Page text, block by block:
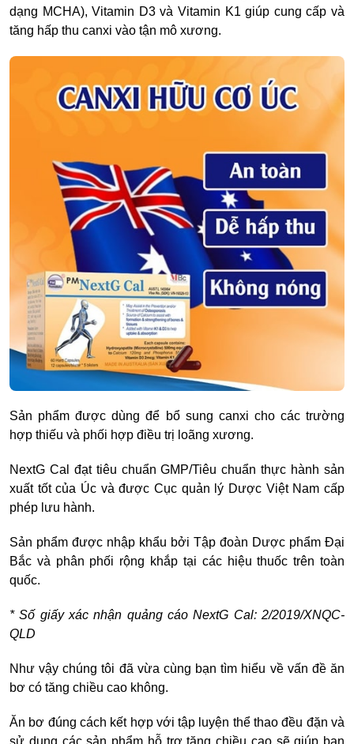
dạng MCHA), Vitamin D3 và Vitamin K1 giúp cung cấp và
tăng hấp thu canxi vào tận mô xương.
Sản phẩm được dùng để bổ sung canxi cho các trường
hợp thiếu và phối hợp điều trị loãng xương.
NextG Cal đạt tiêu chuẩn GMP/Tiêu chuẩn thực hành sản
xuất tốt của Úc và được Cục quản lý Dược Việt Nam cấp
phép lưu hành.
Sản phẩm được nhập khẩu bởi Tập đoàn Dược phẩm Đại
Bắc và phân phối rộng khắp tại các hiệu thuốc trên toàn
quốc.
* Số giấy xác nhận quảng cáo NextG Cal: 2/2019/XNQC-
QLD
Như vậy chúng tôi đã vừa cùng bạn tìm hiểu về vấn đề ăn
bơ có tăng chiều cao không.
Ăn bơ đúng cách kết hợp với tập luyện thể thao đều đặn và
sử dụng các sản phẩm hỗ trợ tăng chiều cao sẽ giúp bạn